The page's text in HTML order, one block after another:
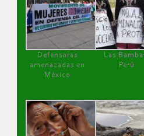
Defensoras
amenazadas en
México
Las
Perú